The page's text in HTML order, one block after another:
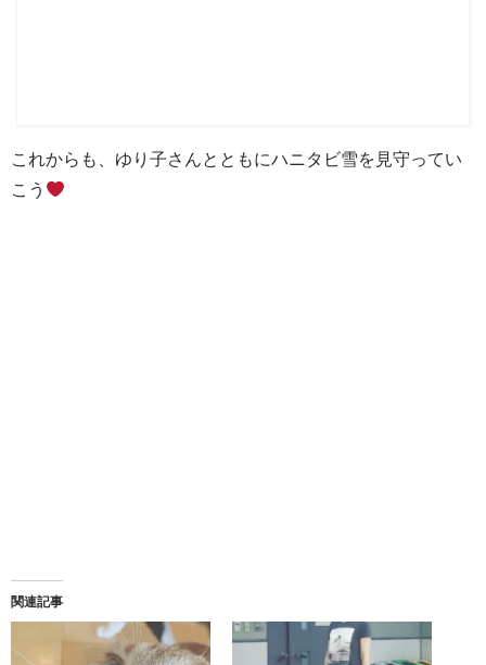
これからも、ゆり子さんとともにハニタビ雪を見守ってい
こう
関連記事